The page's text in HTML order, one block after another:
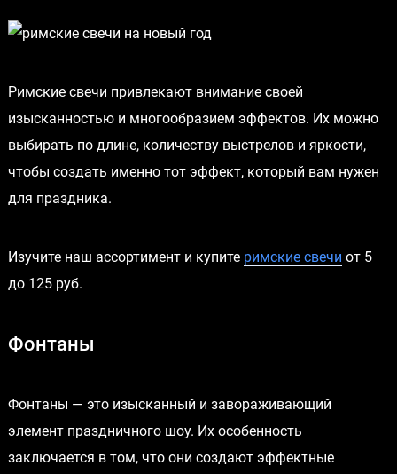
Римские свечи привлекают внимание своей
изысканностью и многообразием эффектов. Их можно
выбирать по длине, количеству выстрелов и яркости,
чтобы создать именно тот эффект, который вам нужен
для праздника.
Изучите наш ассортимент и купите римские свечи от 5
до 125 руб.
Фонтаны
Фонтаны — это изысканный и завораживающий
элемент праздничного шоу. Их особенность
заключается в том, что они создают эффектные